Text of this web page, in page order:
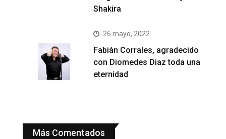
Shakira
26 mayo, 2022
Fabián Corrales, agradecido
con Diomedes Diaz toda una
eternidad
Más Comentados